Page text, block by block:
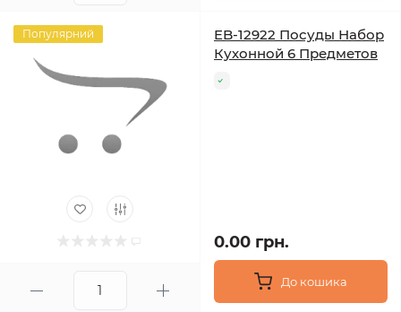
Популярний
EB-12922 Посуды Набор
Кухонной 6 Предметов
0.00 грн.
До кошика